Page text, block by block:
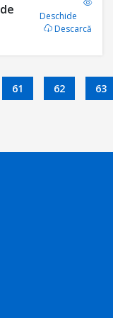
Deschide
Descarcă
61 62 63